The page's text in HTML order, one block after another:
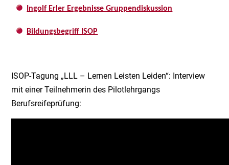
Ingolf Erler Ergebnisse Gruppendiskussion
Bildungsbegriff ISOP
ISOP-Tagung „LLL – Lernen Leisten Leiden“: Interview
mit einer Teilnehmerin des Pilotlehrgangs
Berufsreifeprüfung: